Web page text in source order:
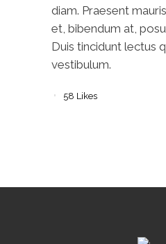
diam. Praesent
et, bibendum at,
Duis tincidunt lectus
vestibulum.
58 Likes